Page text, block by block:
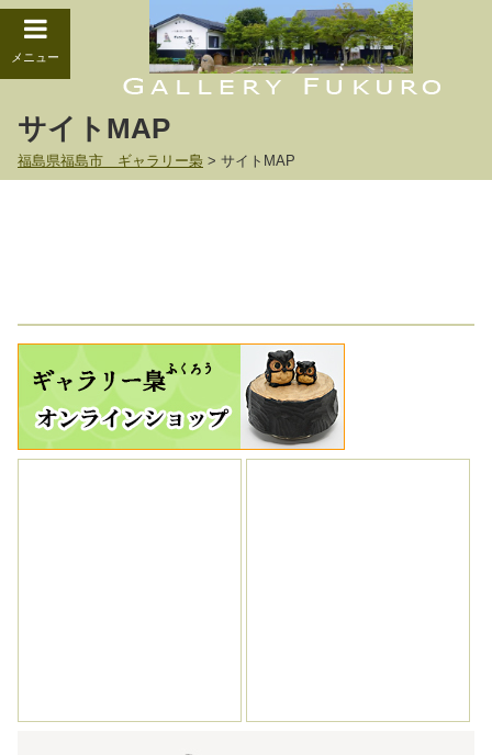
メニュー
サイトMAP
福島県福島市 ギャラリー梟 > サイトMAP